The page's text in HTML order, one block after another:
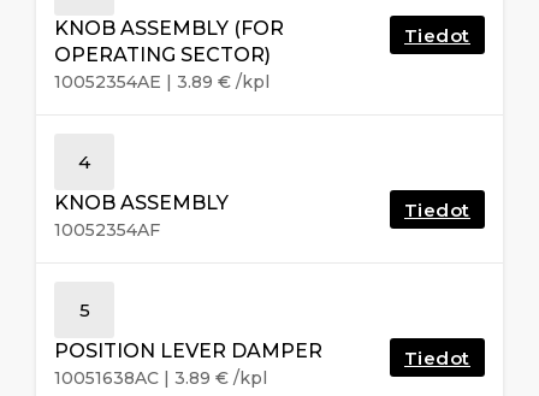
KNOB ASSEMBLY (FOR
OPERATING SECTOR)
10052354AE | 3.89 € /kpl
Tiedot
4
KNOB ASSEMBLY
10052354AF
Tiedot
5
POSITION LEVER DAMPER
10051638AC | 3.89 € /kpl
Tiedot